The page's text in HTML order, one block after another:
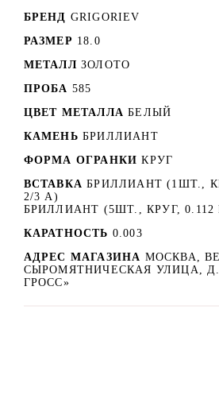
БРЕНД GRIGORIEV
РАЗМЕР 18.0
МЕТАЛЛ ЗОЛОТО
ПРОБА 585
ЦВЕТ МЕТАЛЛА БЕЛЫЙ
КАМЕНЬ БРИЛЛИАНТ
ФОРМА ОГРАНКИ КРУГ
ВСТАВКА БРИЛЛИАНТ (1ШТ.,
2/3 А)
БРИЛЛИАНТ (5ШТ., КРУГ, 0.112
КАРАТНОСТЬ 0.003
АДРЕС МАГАЗИНА МОСКВА,
СЫРОМЯТНИЧЕСКАЯ УЛИЦА,
ГРОСС»